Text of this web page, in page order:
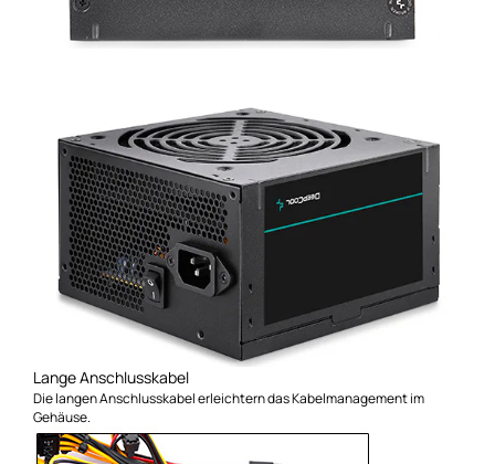
Lange Anschlusskabel
Die langen Anschlusskabel erleichtern das Kabelmanagement im
Gehäuse.